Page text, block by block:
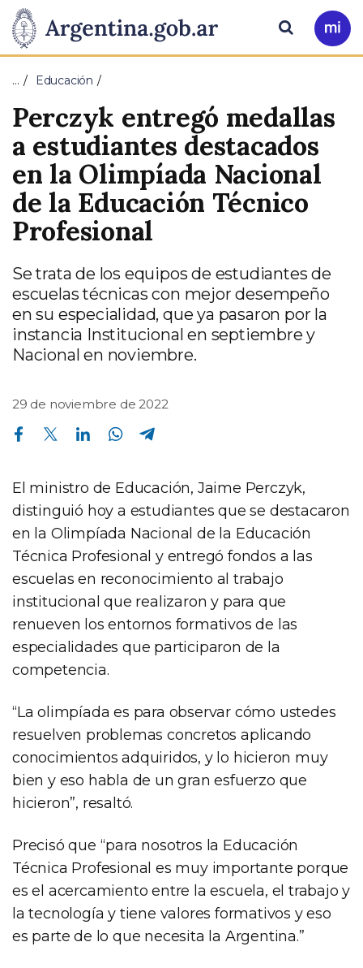
Presidencia
de
la
Nación
Pasar al contenido principal
Ir
a
Buscar
… Educación
Perczyk entregó medallas
a estudiantes destacados
en la Olimpíada Nacional
de la Educación Técnico
Profesional
Se trata de los equipos de estudiantes de
escuelas técnicas con mejor desempeño
en su especialidad, que ya pasaron por la
instancia Institucional en septiembre y
Nacional en noviembre.
29 de noviembre de 2022
Compartir en Facebook Compartir en Twitter Compartir en Linkedin Compartir en Whatsapp
El ministro de Educación, Jaime Perczyk,
distinguió hoy a estudiantes que se destacaron
en la Olimpíada Nacional de la Educación
Técnica Profesional y entregó fondos a las
escuelas en reconocimiento al trabajo
institucional que realizaron y para que
renueven los entornos formativos de las
especialidades que participaron de la
competencia.
“La olimpíada es para observar cómo ustedes
resuelven problemas concretos aplicando
conocimientos adquiridos, y lo hicieron muy
bien y eso habla de un gran esfuerzo que
hicieron”, resaltó.
Precisó que “para nosotros la Educación
Técnica Profesional es muy importante porque
es el acercamiento entre la escuela, el trabajo y
la tecnología y tiene valores formativos y eso
es parte de lo que necesita la Argentina.”